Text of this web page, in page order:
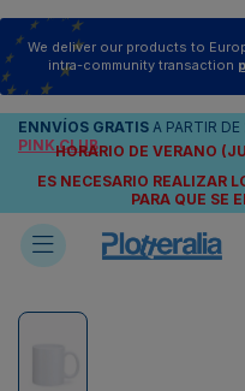
We deliver our products to
intra-community transaction
ENNVÍOS GRATIS A PARTIR DE
PINK CLUB
HORARIO DE VERANO
ES NECESARIO REALIZAR
PARA QUE SE